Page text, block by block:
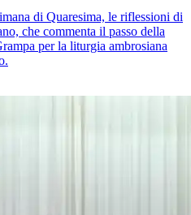
di Quaresima, le riflessioni di
che commenta il passo della
per la liturgia ambrosiana